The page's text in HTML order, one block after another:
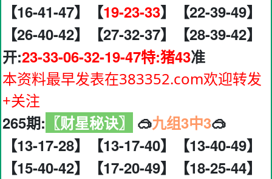
【16-41-47】【19-23-33】【22-39-49】
【26-40-42】【27-32-37】【28-39-42】
开:23-33-06-32-19-47特:猪43准
本资料最早发表在383352.com欢迎转发
+关注
265期: 〖财星秘诀〗 🥽九组3中3🥽
【13-17-28】【13-17-40】【13-40-49】
【15-40-42】【17-20-49】【18-25-44】